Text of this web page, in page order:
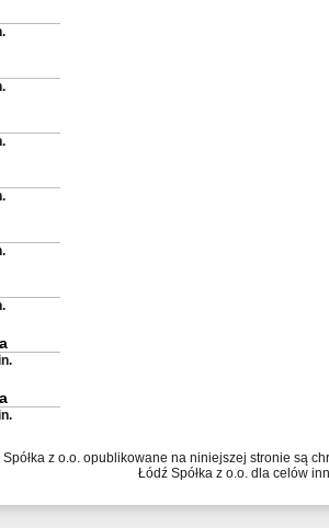
z o.o. opublikowane na niniejszej stronie są
Łódź Spółka z o.o. dla celów